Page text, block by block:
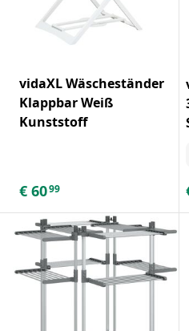
vidaXL Wäscheständer
Klappbar Weiß
Kunststoff
€ 6099